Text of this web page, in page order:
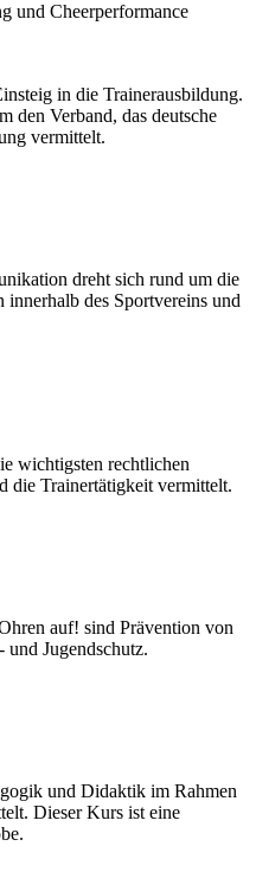
und Cheerperformance
in die Trainerausbildung.
den Verband, das deutsche
vermittelt.
dreht sich rund um die
des Sportvereins und
wichtigsten rechtlichen
die Trainertätigkeit vermittelt.
auf! sind Prävention von
Jugendschutz.
und Didaktik im Rahmen
Dieser Kurs ist eine